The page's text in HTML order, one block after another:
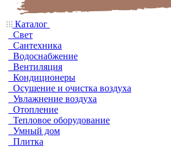
Каталог
Свет
Сантехника
Водоснабжение
Вентиляция
Кондиционеры
Осушение и очистка воздуха
Увлажнение воздуха
Отопление
Тепловое оборудование
Умный дом
Плитка